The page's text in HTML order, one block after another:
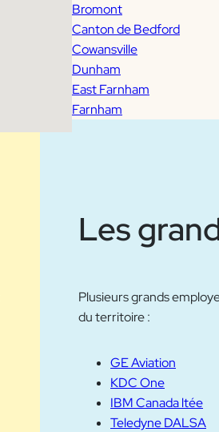
Bromont
Canton de Bedford
Cowansville
Dunham
East Farnham
Farnham
Les
Plusieurs grands
du territoire :
GE Aviation
KDC One
IBM Canada ltée
Teledyne DALSA